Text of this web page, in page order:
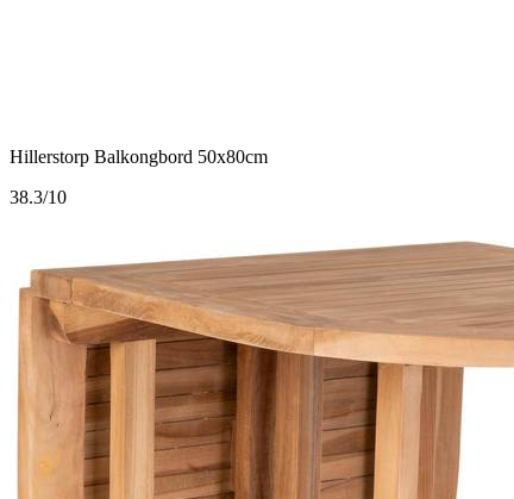
Hillerstorp Balkongbord 50x80cm
38.3/10